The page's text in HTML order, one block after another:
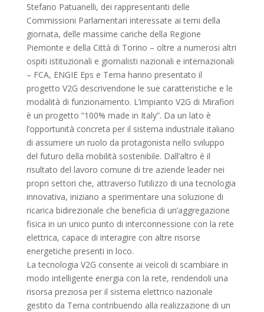
Stefano Patuanelli, dei rappresentanti delle
Commissioni Parlamentari interessate ai temi della
giornata, delle massime cariche della Regione
Piemonte e della Città di Torino – oltre a numerosi altri
ospiti istituzionali e giornalisti nazionali e internazionali
– FCA, ENGIE Eps e Terna hanno presentato il
progetto V2G descrivendone le sue caratteristiche e le
modalità di funzionamento. L’impianto V2G di Mirafiori
è un progetto “100% made in Italy”. Da un lato è
l’opportunità concreta per il sistema industriale italiano
di assumere un ruolo da protagonista nello sviluppo
del futuro della mobilità sostenibile. Dall’altro è il
risultato del lavoro comune di tre aziende leader nei
propri settori che, attraverso l’utilizzo di una tecnologia
innovativa, iniziano a sperimentare una soluzione di
ricarica bidirezionale che beneficia di un’aggregazione
fisica in un unico punto di interconnessione con la rete
elettrica, capace di interagire con altre risorse
energetiche presenti in loco.
La tecnologia V2G consente ai veicoli di scambiare in
modo intelligente energia con la rete, rendendoli una
risorsa preziosa per il sistema elettrico nazionale
gestito da Terna contribuendo alla realizzazione di un